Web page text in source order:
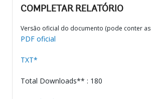
COMPLETAR RELATÓRIO
Versão oficial do documento (pode conter
PDF oficial
TXT*
Total Downloads** : 180